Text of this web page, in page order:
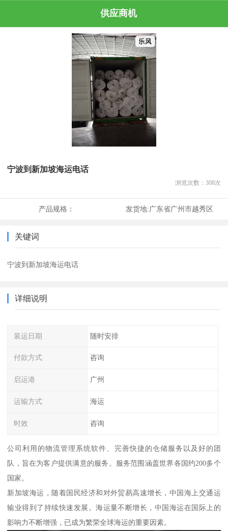
供应商机
宁波到新加坡海运电话
浏览次数： 308次
产品规格： 发货地:广东省广州市越秀区
关键词
宁波到新加坡海运电话
详细说明
装运日期 随时安排
付款方式 咨询
启运港 广州
运输方式 海运
时效 咨询
公司利用的物流管理系统软件、完善快捷的仓储服务以及好的团
队，旨在为客户提供满意的服务。服务范围涵盖世界各国约200多个
国家。
新加坡海运，随着国民经济和对外贸易高速增长，中国海上交通运
输业得到了持续快速发展。海运量不断增长，中国海运在国际上的
影响力不断增强，已成为繁荣全球海运的重要因素。